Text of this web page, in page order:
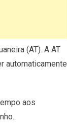
(AT). A AT
automaticamente
aos